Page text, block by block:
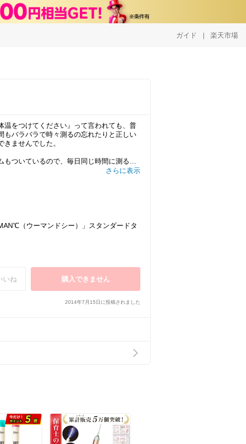
ガイド | 楽天市場
温をつけてください』って言われても、普
もバラバラで時々測るの忘れたりと正しい
ませんでした。
もついているので、毎日同じ時間に測るこ
な基礎体温計です。
さらに表示
（ウーマンドシー）」スタンダードタ
いね 購入できません
2014年7月15日に投稿されました